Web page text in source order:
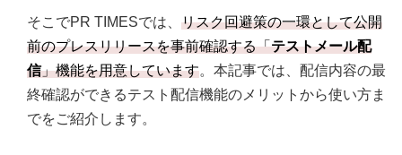
そこでPR TIMESでは、 リスク回避策の一環として公開
前のプレスリリースを事前確認する「テストメール配
信」機能を用意しています。本記事では、配信内容の最
終確認ができるテスト配信機能のメリットから使い方ま
でをご紹介します。